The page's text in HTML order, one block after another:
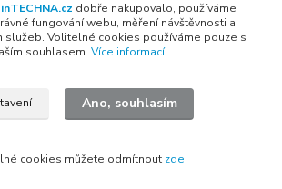
Copyright © 2019 - 2026 inTECHNA s.r.o.
inTECHNA.cz dobře nakupovalo, používáme
fungování webu, měření návštěvnosti a
služeb. Volitelné cookies používáme pouze s
souhlasem. Více informací
Ano, souhlasím
cookies můžete odmítnout zde.